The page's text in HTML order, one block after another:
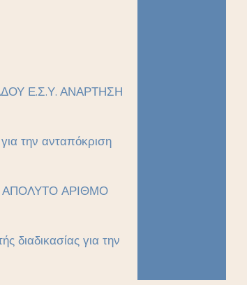
Ε.Σ.Υ. ΑΝΑΡΤΗΣΗ
την ανταπόκριση
ΑΠΟΛΥΤΟ ΑΡΙΘΜΟ
διαδικασίας για την